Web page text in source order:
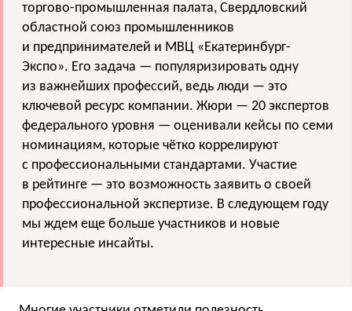
торгово-промышленная палата, Свердловский
областной союз промышленников
и предпринимателей и МВЦ «Екатеринбург-
Экспо». Его задача — популяризировать одну
из важнейших профессий, ведь люди — это
ключевой ресурс компании. Жюри — 20 экспертов
федерального уровня — оценивали кейсы по семи
номинациям, которые чётко коррелируют
с профессиональными стандартами. Участие
в рейтинге — это возможность заявить о своей
профессиональной экспертизе. В следующем году
мы ждем еще больше участников и новые
интересные инсайты.